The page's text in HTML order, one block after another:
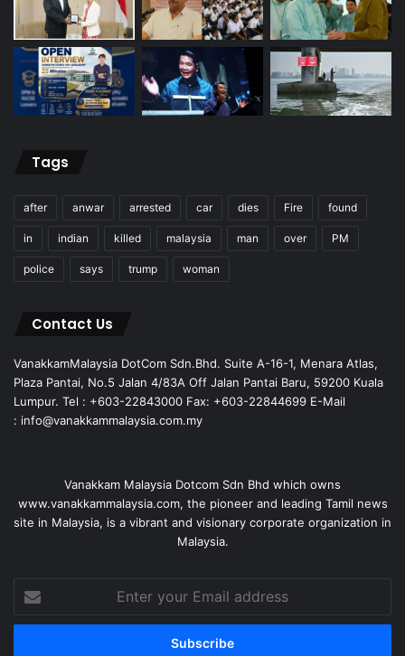
Tags
after anwar arrested car dies Fire found
in indian killed malaysia man over PM
police says trump woman
Contact Us
VanakkamMalaysia DotCom Sdn.Bhd. Suite A-16-1, Menara Atlas,
Plaza Pantai, No.5 Jalan 4/83A Off Jalan Pantai Baru, 59200 Kuala
Lumpur. Tel : +603-22843000 Fax: +603-22844699 E-Mail
: info@vanakkammalaysia.com.my
Vanakkam Malaysia Dotcom Sdn Bhd which owns
www.vanakkammalaysia.com, the pioneer and leading Tamil news
site in Malaysia, is a vibrant and visionary corporate organization in
Malaysia.
your
Email